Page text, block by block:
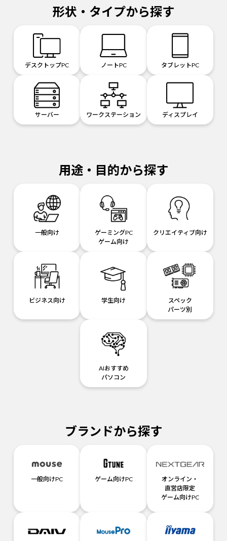
形状・タイプから探す
デスクトップPC ノートPC タブレットPC
サーバー ワークステーション ディスプレイ
用途・目的から探す
一般向け
ゲーミングPC
ゲーム向け
クリエイティブ向け
ビジネス向け 学生向け
スペック
パーツ別
AIおすすめ
パソコン
ブランドから探す
一般向けPC ゲーム向けPC
オンライン・
直営店限定
ゲーム向けPC